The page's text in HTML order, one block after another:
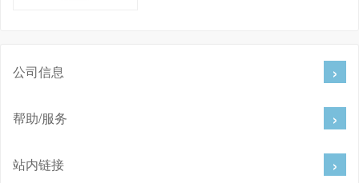
公司信息
帮助/服务
站内链接